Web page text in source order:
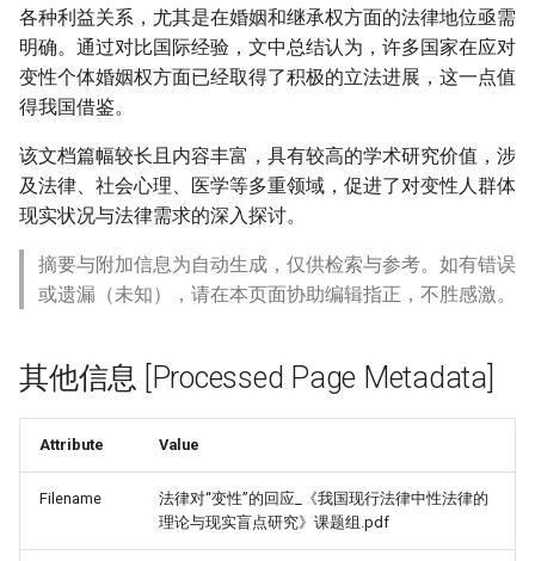
各种利益关系，尤其是在婚姻和继承权方面的法律地位亟需
明确。通过对比国际经验，文中总结认为，许多国家在应对
变性个体婚姻权方面已经取得了积极的立法进展，这一点值
得我国借鉴。
该文档篇幅较长且内容丰富，具有较高的学术研究价值，涉
及法律、社会心理、医学等多重领域，促进了对变性人群体
现实状况与法律需求的深入探讨。
摘要与附加信息为自动生成，仅供检索与参考。如有错误
或遗漏（未知），请在本页面协助编辑指正，不胜感激。
其他信息 [Processed Page Metadata]
Attribute Value
Filename
法律对“变性”的回应_《我国现行法律中性法律的
理论与现实盲点研究》课题组.pdf